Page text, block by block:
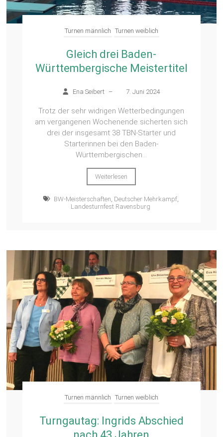
Turnen männlich Turnen weiblich
Gleich drei Baden-
Württembergische Meistertitel
Ena Seibert – 7. Juni 2024
Trotz der sehr widrigen Wetterbedingungen
am vergangenen Wochenende sicherten sich
drei der insgesamt 38 TBN-Starter und
Starterinnen bei den Baden-
Württembergischen...
Weiterlesen
BW-Meisterschaften Deutscher Mehrkampf
Landesturnfest Ravensburg
Turnen männlich Turnen weiblich
Turngautag: Ingrids Abschied